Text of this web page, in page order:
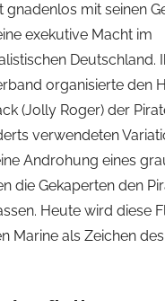
gnadenlos mit seinen
exekutive Macht im
Deutschland.
organisierte den
(Jolly Roger) der
verwendeten
Androhung eines
die Gekaperten den
Heute wird diese
Marine als Zeichen